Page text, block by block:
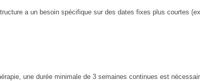
a un besoin spécifique sur des dates fixes plus courtes
une durée minimale de 3 semaines continues est